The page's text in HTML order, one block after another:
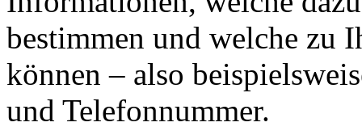
bestimmen und welche zu
können – also
und Telefonnummer.